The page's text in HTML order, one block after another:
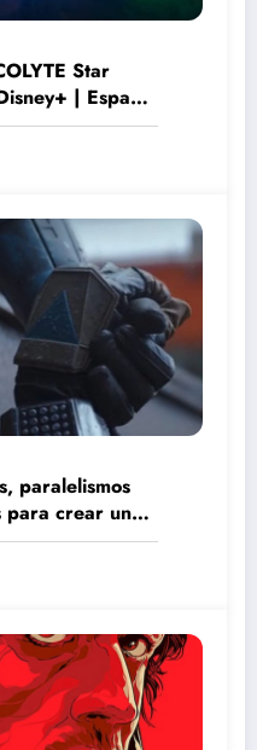
Star
| Español
paralelismos
para crear una
| By Lucen